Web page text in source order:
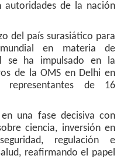
autoridades de la nación
del país surasiático para
en materia de
se ha impulsado en la
de la OMS en Delhi en
representantes de 16
una fase decisiva con
ciencia, inversión en
regulación e
reafirmando el papel